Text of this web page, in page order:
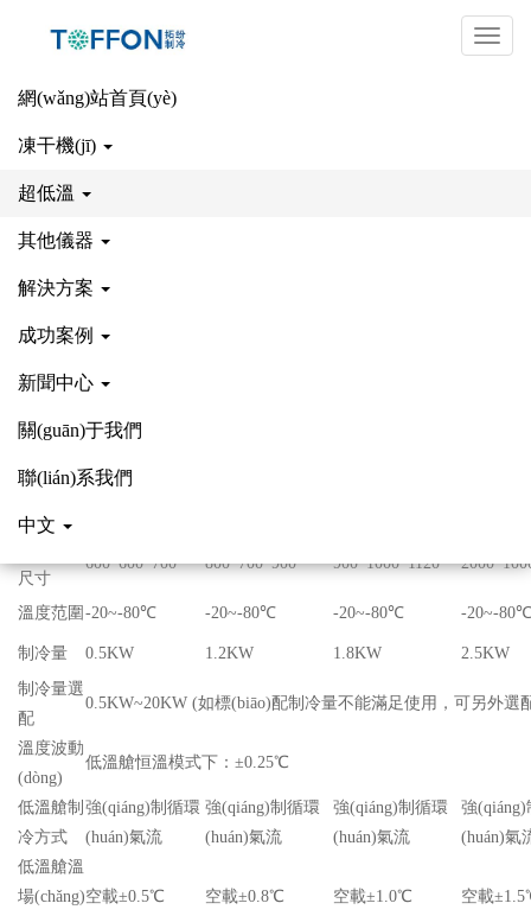
上
網(wǎng)站首頁(yè)
凍干機(jī)
超低溫
其他儀器
解決方案
成功案例
新聞中心
關(guān)于我們
聯(lián)系我們
中文
網(wǎng)站首頁(yè)
型號
參數(shù)
容積
尺寸
600*600*700 800*700*900 900*1000*1120
溫度范圍 -20~-80℃ -20~-80℃ -20~-80℃ -20~-80℃
制冷量 0.5KW 1.2KW 1.8KW
2.5KW
制冷量選
配
0.5KW~20KW (如標(biāo)配制冷量不能滿足使用，可另外選
溫度波動
(dòng)
低溫艙恒溫模式下：±0.25℃
低溫艙制
冷方式
強(qiáng)制循環
(huán)氣流
強(qiáng)制循環
(huán)氣流
強(qiáng)制循環
(huán)氣流
強
(huán)氣
低溫艙溫
場(chǎng)空載±0.5℃ 空載±0.8℃ 空載±1.0℃ 空載